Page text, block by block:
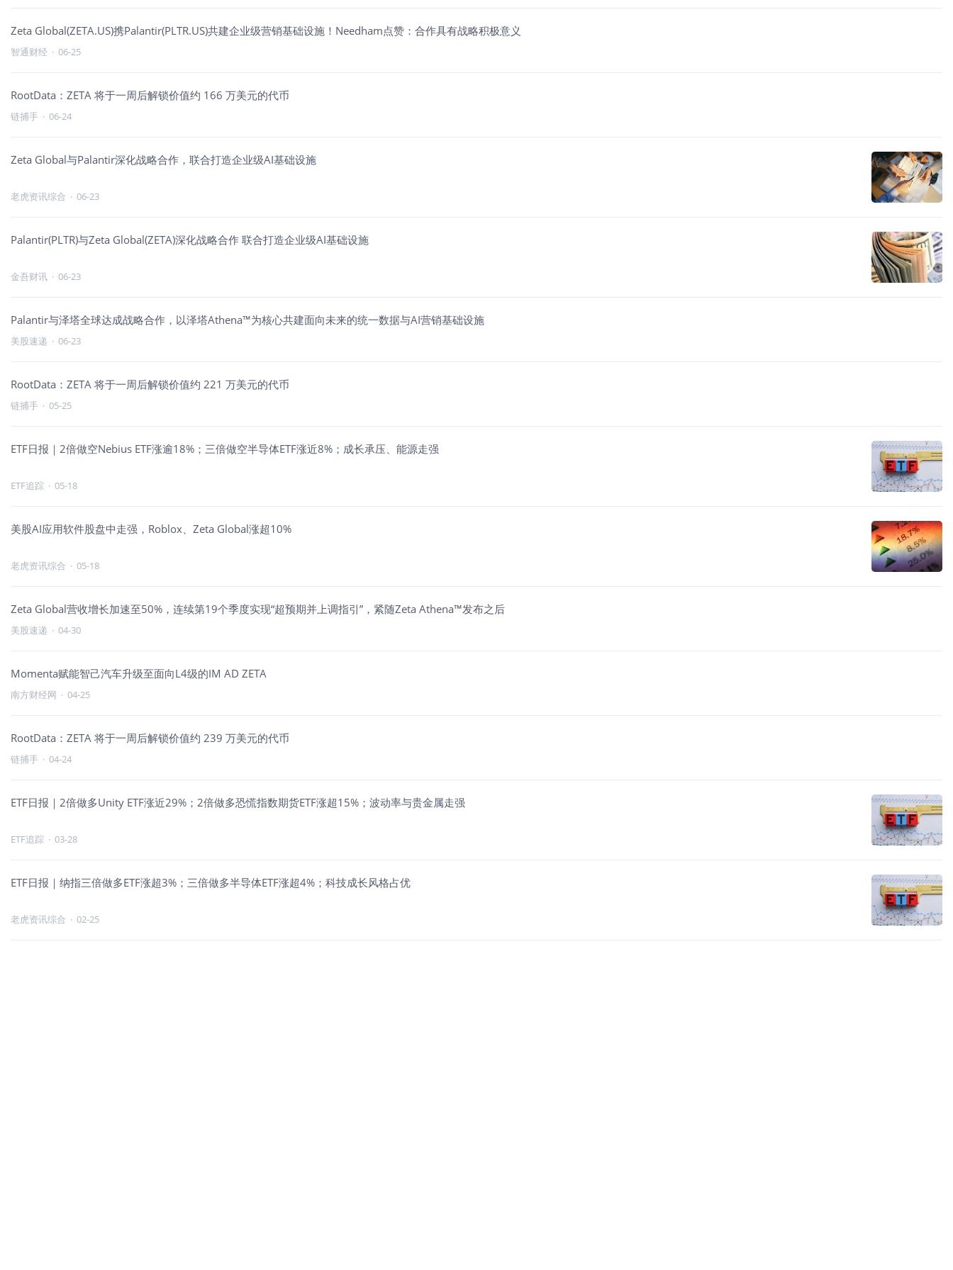
Zeta Global(ZETA.US)携Palantir(PLTR.US)共建企业级营销基础设施！Needham点赞：合作具有战略积极意义
智通财经 · 06-25
RootData：ZETA 将于一周后解锁价值约 166 万美元的代币
链捕手 · 06-24
Zeta Global与Palantir深化战略合作，联合打造企业级AI基础设施
老虎资讯综合 · 06-23
Palantir(PLTR)与Zeta Global(ZETA)深化战略合作 联合打造企业级AI基础设施
金吾财讯 · 06-23
Palantir与泽塔全球达成战略合作，以泽塔Athena™为核心共建面向未来的统一数据与AI营销基础设施
美股速递 · 06-23
RootData：ZETA 将于一周后解锁价值约 221 万美元的代币
链捕手 · 05-25
ETF日报｜2倍做空Nebius ETF涨逾18%；三倍做空半导体ETF涨近8%；成长承压、能源走强
ETF追踪 · 05-18
美股AI应用软件股盘中走强，Roblox、Zeta Global涨超10%
老虎资讯综合 · 05-18
Zeta Global营收增长加速至50%，连续第19个季度实现“超预期并上调指引”，紧随Zeta Athena™发布之后
美股速递 · 04-30
Momenta赋能智己汽车升级至面向L4级的IM AD ZETA
南方财经网 · 04-25
RootData：ZETA 将于一周后解锁价值约 239 万美元的代币
链捕手 · 04-24
ETF日报｜2倍做多Unity ETF涨近29%；2倍做多恐慌指数期货ETF涨超15%；波动率与贵金属走强
ETF追踪 · 03-28
ETF日报｜纳指三倍做多ETF涨超3%；三倍做多半导体ETF涨超4%；科技成长风格占优
老虎资讯综合 · 02-25